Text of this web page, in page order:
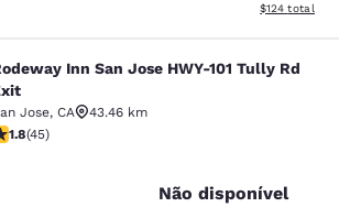
Exibir
$124 total
San Jose HWY-101
Inn San Jose HWY-101 Tully Rd
Jose, CA
43.46 km
1.82 estrelas. Razoável. 45 avaliações
1.8(45)
Não disponível